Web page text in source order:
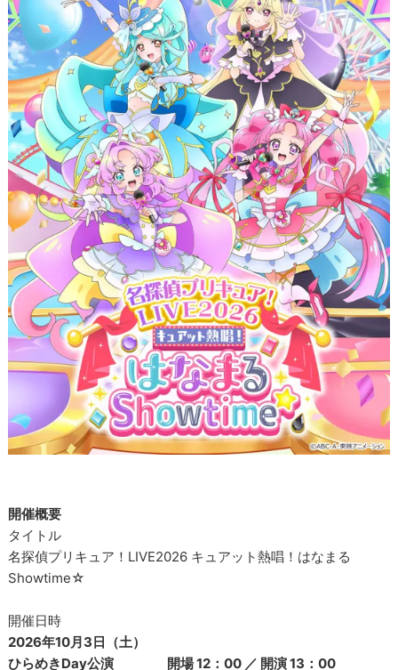
開催概要
タイトル
名探偵プリキュア！LIVE2026 キュアット熱唱！はなまる
Showtime☆
開催日時
2026年10月3日（土）
ひらめきDay公演 開場 12：00 ／ 開演 13：00